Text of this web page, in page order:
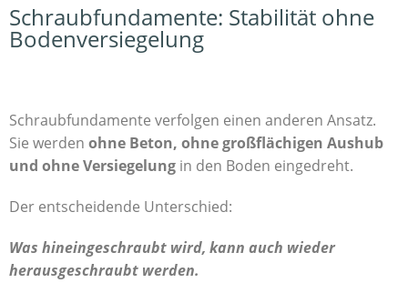
Schraubfundamente: Stabilität ohne
Bodenversiegelung
Schraubfundamente verfolgen einen anderen Ansatz.
Sie werden ohne Beton, ohne großflächigen Aushub
und ohne Versiegelung in den Boden eingedreht.
Der entscheidende Unterschied:
Was hineingeschraubt wird, kann auch wieder
herausgeschraubt werden.